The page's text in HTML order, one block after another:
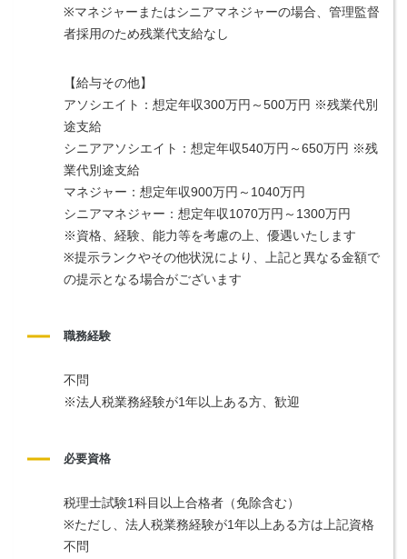
※マネジャーまたはシニアマネジャーの場合、管理監督
者採用のため残業代支給なし
【給与その他】
アソシエイト：想定年収300万円～500万円 ※残業代別
途支給
シニアアソシエイト：想定年収540万円～650万円 ※残
業代別途支給
マネジャー：想定年収900万円～1040万円
シニアマネジャー：想定年収1070万円～1300万円
※資格、経験、能力等を考慮の上、優遇いたします
※提示ランクやその他状況により、上記と異なる金額で
の提示となる場合がございます
職務経験
不問
※法人税業務経験が1年以上ある方、歓迎
必要資格
税理士試験1科目以上合格者（免除含む）
※ただし、法人税業務経験が1年以上ある方は上記資格
不問